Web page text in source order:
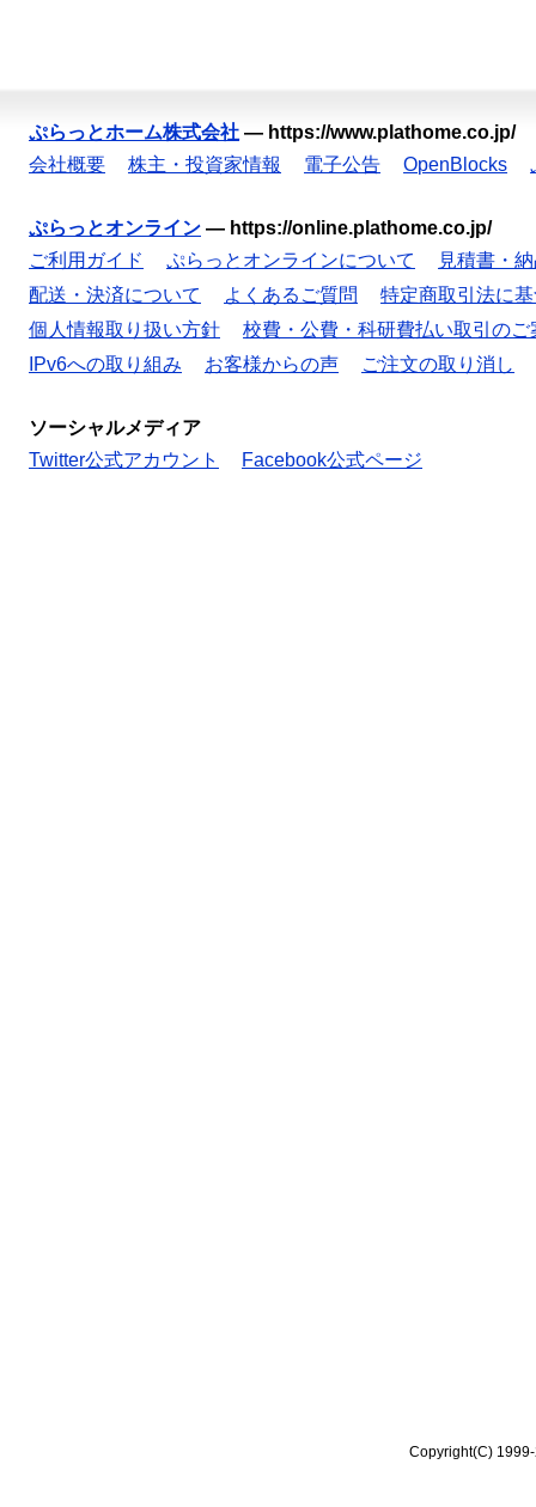
ぷらっとホーム株式会社 — https://www.plathome.co.jp/
会社概要
株主・投資家情報 電子公告 OpenBlocks
ぷらっとオンライン — https://online.plathome.co.jp/
ご利用ガイド
ぷらっとオンラインについて
見積書・
配送・決済について
よくあるご質問
特定商取引法に
個人情報取り扱い方針
校費・公費・科研費払い取引のご
IPv6への取り組み
お客様からの声 ご注文の取り消し
ソーシャルメディア
Twitter公式アカウント
Facebook公式ページ
Copyright(C)